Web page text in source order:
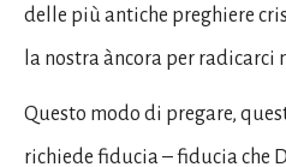
delle più antiche preghiere
la nostra àncora per radicarci
Questo modo di pregare,
richiede fiducia – fiducia che